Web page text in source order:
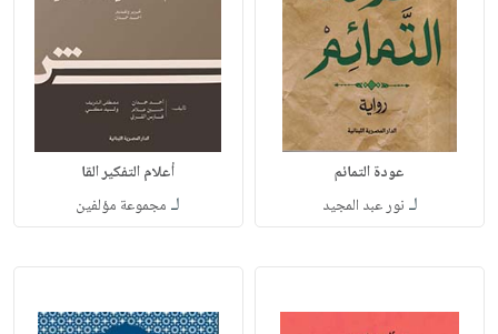
عودة التمائم
لـ نور عبد المجيد
أعلام التفكير القا
لـ مجموعة مؤلفين